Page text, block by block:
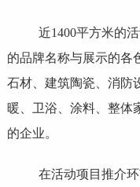
近1400平方米的活
的品牌名称与展示的各
石材、建筑陶瓷、消防
暖、卫浴、涂料、整体
的企业。
在活动项目推介环